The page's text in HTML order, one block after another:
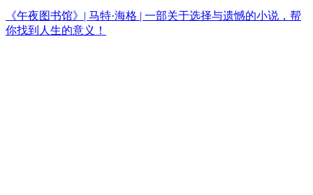
《午夜图书馆》| 马特·海格 | 一部关于选择与遗憾的小说，帮
你找到人生的意义！